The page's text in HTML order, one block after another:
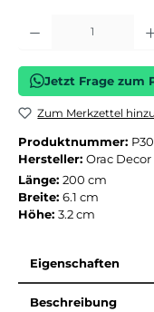
Produkt Anzahl: Gib den
Jetzt Frage zum
Zum Merkzettel
Produktnummer:
Hersteller: Orac Decor
Länge: 200 cm
Breite: 6.1 cm
Höhe: 3.2 cm
Eigenschaften
Beschreibung